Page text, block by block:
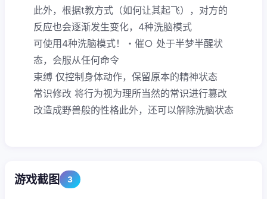
此外，根据t教方式（如何让其起飞），对方的
反应也会逐渐发生变化，4种洗脑模式
可使用4种洗脑模式！・催○ 处于半梦半醒状
态，会服从任何命令
束缚 仅控制身体动作，保留原本的精神状态
常识修改 将行为视为理所当然的常识进行篡改
改造成野兽般的性格此外，还可以解除洗脑状态
游戏截图 3